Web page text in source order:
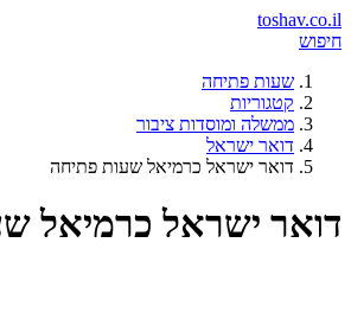
toshav.co.il
חיפוש
שעות פתיחה
קטגוריות
ממשלה ומוסדות ציבור
דואר ישראל
דואר ישראל כרמיאל שעות פתיחה
דואר ישראל כרמיאל